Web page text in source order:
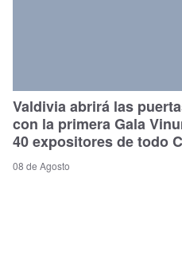
Valdivia abrirá las
con la primera Gala
40 expositores de todo
08 de Agosto